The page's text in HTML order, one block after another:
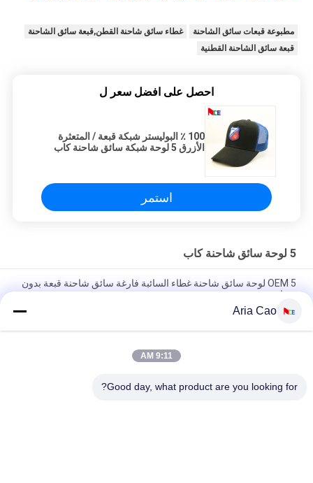
مطبوعة قبعات سائق الشاحنة
غطاء سائق شاحنة القطن,قبعة سائق الشاحنة
قبعة سائق الشاحنة القطنية
احصل على افضل سعر ل
100 ٪ البوليستر شبكة قبعة / المتعثرة
الأزرق 5 لوحة شبكة سائق شاحنة كاب
استمر
5 لوحة سائق شاحنة كاب
OEM 5 لوحة سائق شاحنة غطاء السائبة فارغة سائق شاحنة قبعة بدون
شعار
هوب شقة صديقة للبيئة
الأطفال الكبار منحنى حافة 5 لوحة قبعة سائق الشاحنة قابل للتعديل
Aria Cao
9:11 AM
Good day, what product are you looking for?